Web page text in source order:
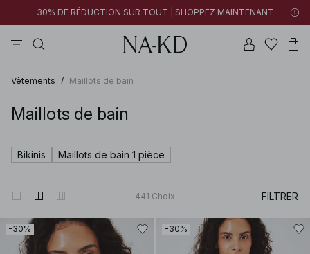
30% DE RÉDUCTION SUR TOUT | SHOPPEZ MAINTENANT
Vêtements / Maillots de bain
Maillots de bain
Bikinis Maillots de bain 1 pièce
441 Choix FILTRER
-30% -30%